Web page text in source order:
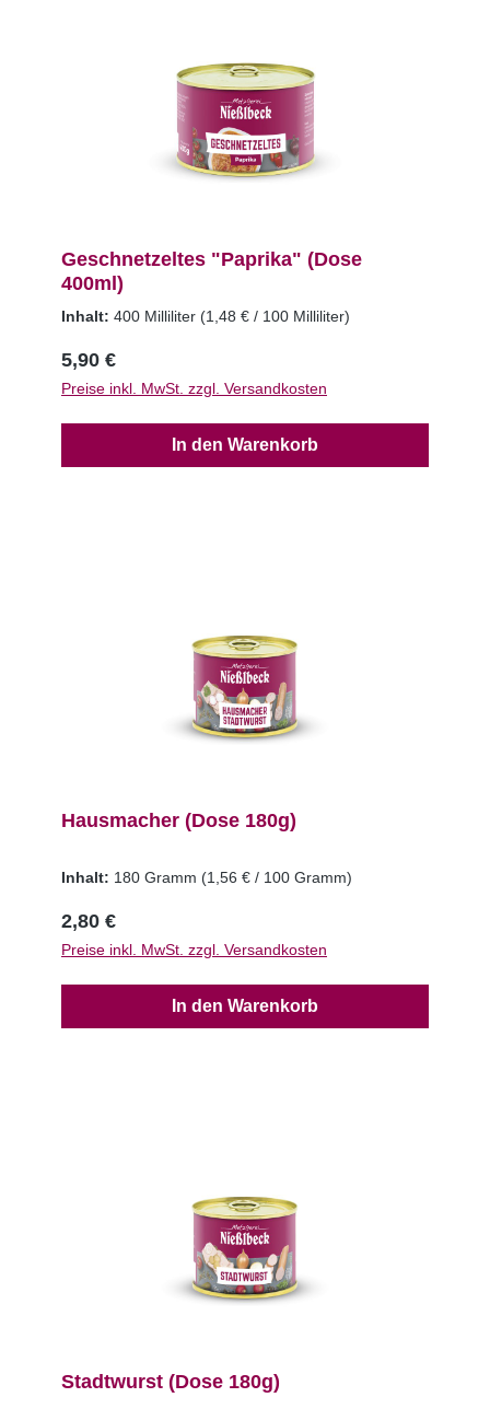
Geschnetzeltes "Paprika" (Dose
400ml)
Inhalt: 400 Milliliter (1,48 € / 100 Milliliter)
5,90 €
Preise inkl. MwSt. zzgl. Versandkosten
In den Warenkorb
Hausmacher (Dose 180g)
Inhalt: 180 Gramm (1,56 € / 100 Gramm)
2,80 €
Preise inkl. MwSt. zzgl. Versandkosten
In den Warenkorb
Stadtwurst (Dose 180g)